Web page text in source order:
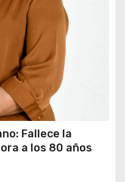
Fallece la
a los 80 años